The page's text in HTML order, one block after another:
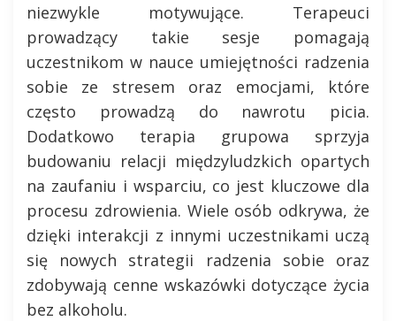
niezwykle motywujące. Terapeuci
prowadzący takie sesje pomagają
uczestnikom w nauce umiejętności radzenia
sobie ze stresem oraz emocjami, które
często prowadzą do nawrotu picia.
Dodatkowo terapia grupowa sprzyja
budowaniu relacji międzyludzkich opartych
na zaufaniu i wsparciu, co jest kluczowe dla
procesu zdrowienia. Wiele osób odkrywa, że
dzięki interakcji z innymi uczestnikami uczą
się nowych strategii radzenia sobie oraz
zdobywają cenne wskazówki dotyczące życia
bez alkoholu.